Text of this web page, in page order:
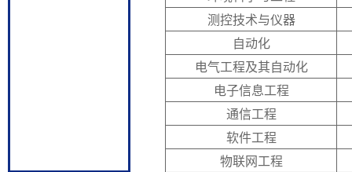
测控技术与仪器
自动化
电气工程及其自动化
电子信息工程
通信工程
软件工程
物联网工程